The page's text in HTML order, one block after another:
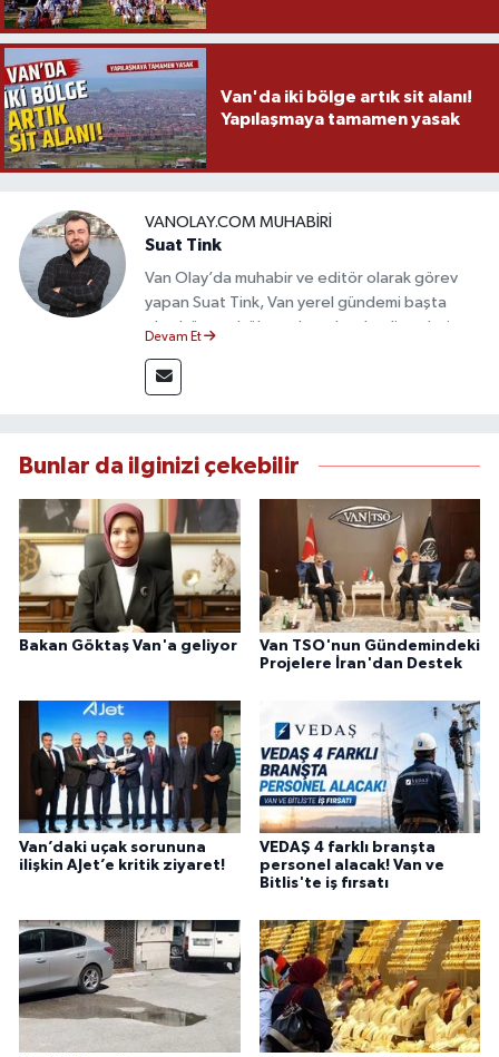
Van'da iki bölge artık sit alanı!
Yapılaşmaya tamamen yasak
VANOLAY.COM MUHABIRI
Suat Tink
Van Olay’da muhabir ve editör olarak görev
yapan Suat Tink, Van yerel gündemi başta
olmak üzere bölgesel ve ulusal gelişmeleri
mezunu olan Tink, sahadan edindiği bilgilerle
doğruluk, tarafsızlık ve etik ilkeler
Devam Et
Bunlar da ilginizi çekebilir
Bakan Göktaş Van'a geliyor
Van TSO'nun Gündemindeki
Projelere İran'dan Destek
Van’daki uçak sorununa
ilişkin AJet’e kritik ziyaret!
VEDAŞ 4 farklı branşta
personel alacak! Van ve
Bitlis'te iş fırsatı